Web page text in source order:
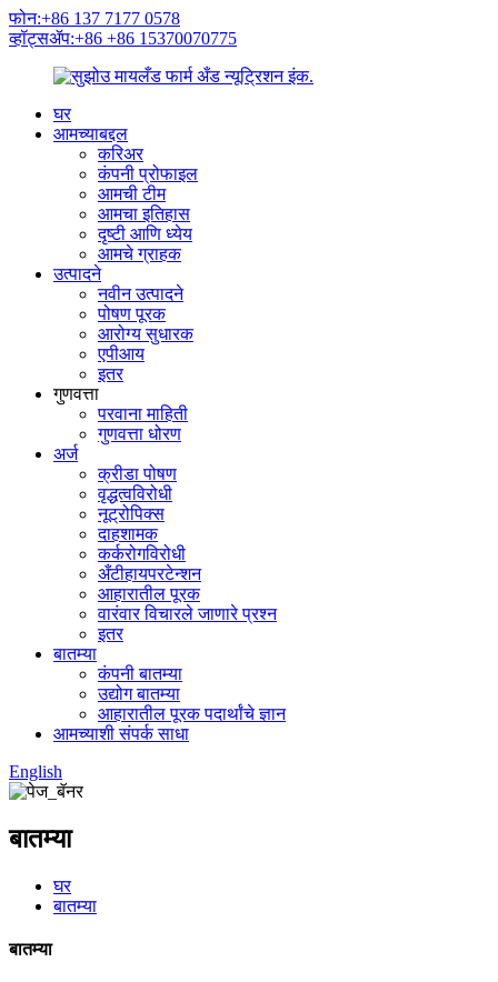
फोन:+86 137 7177 0578
व्हॉट्सॲप:+86 +86 15370070775
घर
आमच्याबद्दल
करिअर
कंपनी प्रोफाइल
आमची टीम
आमचा इतिहास
दृष्टी आणि ध्येय
आमचे ग्राहक
उत्पादने
नवीन उत्पादने
पोषण पूरक
आरोग्य सुधारक
एपीआय
इतर
गुणवत्ता
परवाना माहिती
गुणवत्ता धोरण
अर्ज
क्रीडा पोषण
वृद्धत्वविरोधी
नूट्रोपिक्स
दाहशामक
कर्करोगविरोधी
अँटीहायपरटेन्शन
आहारातील पूरक
वारंवार विचारले जाणारे प्रश्न
इतर
बातम्या
कंपनी बातम्या
उद्योग बातम्या
आहारातील पूरक पदार्थांचे ज्ञान
आमच्याशी संपर्क साधा
English
बातम्या
घर
बातम्या
बातम्या